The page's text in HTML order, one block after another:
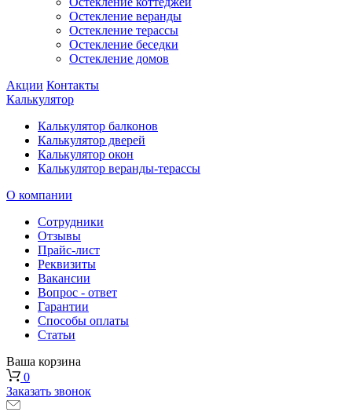
Остекление веранды
Остекление терассы
Остекление беседки
Остекление домов
Акции Контакты
Калькулятор
Калькулятор балконов
Калькулятор дверей
Калькулятор окон
Калькулятор веранды-терассы
О компании
Сотрудники
Отзывы
Прайс-лист
Реквизиты
Вакансии
Вопрос - ответ
Гарантии
Способы оплаты
Статьи
Ваша корзина
0
Заказать звонок